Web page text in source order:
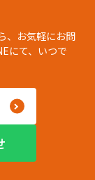
、お気軽にお問
にて、いつで